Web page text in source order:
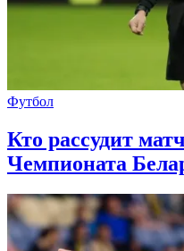
Футбол
Кто рассудит
Чемпионата